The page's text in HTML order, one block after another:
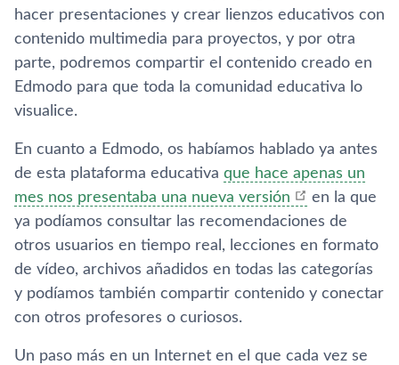
hacer presentaciones y crear lienzos educativos con
contenido multimedia para proyectos, y por otra
parte, podremos compartir el contenido creado en
Edmodo para que toda la comunidad educativa lo
visualice.
En cuanto a Edmodo, os habí­amos hablado ya antes
de esta plataforma educativa que hace apenas un
mes nos presentaba una nueva versión
en la que
ya podí­amos consultar las recomendaciones de
otros usuarios en tiempo real, lecciones en formato
de ví­deo, archivos añadidos en todas las categorí­as
y podí­amos también compartir contenido y conectar
con otros profesores o curiosos.
Un paso más en un Internet en el que cada vez se